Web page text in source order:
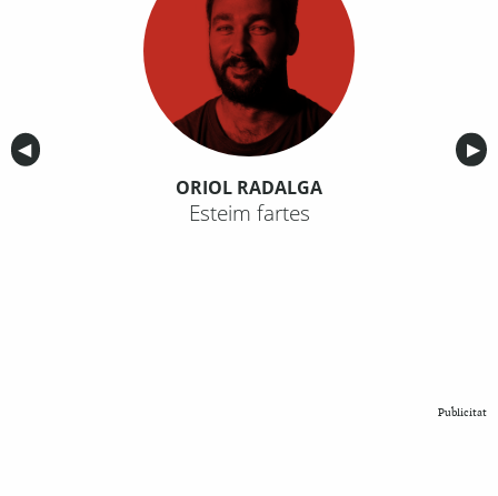
Anterior
◀︎ ▶︎
ORIOL RADALGA
Esteim fartes
Publicitat